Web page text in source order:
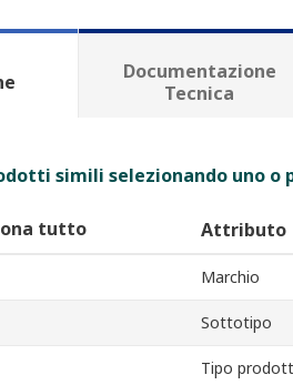
Documentazione
Tecnica
simili selezionando uno
tutto Attributo
Marchio
Sottotipo
Tipo